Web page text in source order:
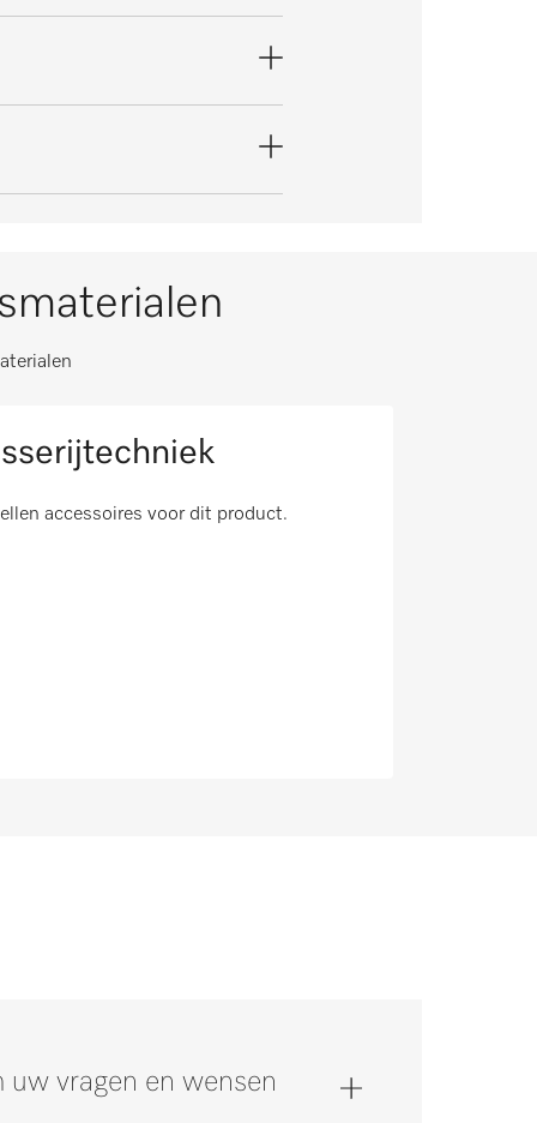
accessoires voor dit product.
vragen en wensen